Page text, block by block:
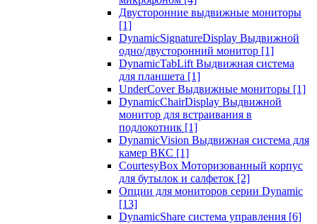
Двусторонние выдвижные мониторы
[1]
DynamicSignatureDisplay Выдвижной
одно/двусторонний монитор [1]
DynamicTabLift Выдвижная система
для планшета [1]
UnderCover Выдвижные мониторы [1]
DynamicChairDisplay Выдвижной
монитор для встраивания в
подлокотник [1]
DynamicVision Выдвижная система для
камер ВКС [1]
CourtesyBox Моторизованный корпус
для бутылок и салфеток [2]
Опции для мониторов серии Dynamic
[13]
DynamicShare система управления [6]